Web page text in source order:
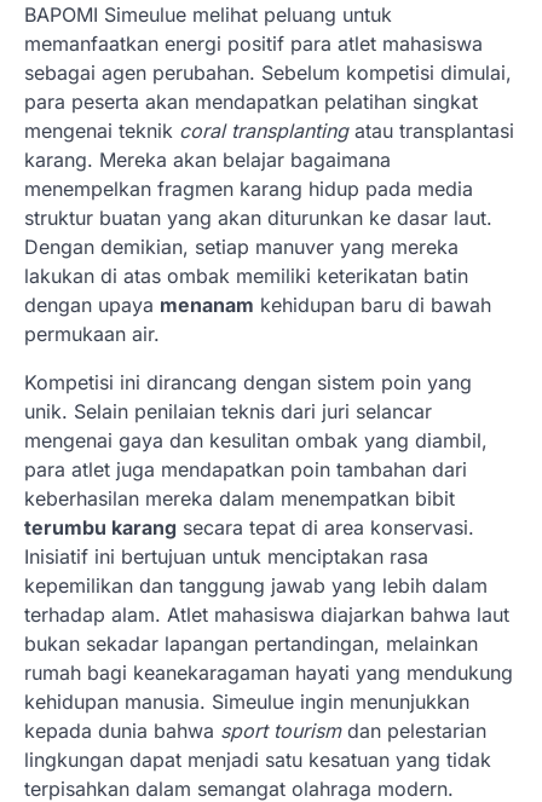
BAPOMI Simeulue melihat peluang untuk
memanfaatkan energi positif para atlet mahasiswa
sebagai agen perubahan. Sebelum kompetisi dimulai,
para peserta akan mendapatkan pelatihan singkat
mengenai teknik coral transplantingatau transplantasi
karang. Mereka akan belajar bagaimana
menempelkan fragmen karang hidup pada media
struktur buatan yang akan diturunkan ke dasar laut.
Dengan demikian, setiap manuver yang mereka
lakukan di atas ombak memiliki keterikatan batin
dengan upaya menanam kehidupan baru di bawah
permukaan air.
Kompetisi ini dirancang dengan sistem poin yang
unik. Selain penilaian teknis dari juri selancar
mengenai gaya dan kesulitan ombak yang diambil,
para atlet juga mendapatkan poin tambahan dari
keberhasilan mereka dalam menempatkan bibit
terumbu karang secara tepat di area konservasi.
Inisiatif ini bertujuan untuk menciptakan rasa
kepemilikan dan tanggung jawab yang lebih dalam
terhadap alam. Atlet mahasiswa diajarkan bahwa laut
bukan sekadar lapangan pertandingan, melainkan
rumah bagi keanekaragaman hayati yang mendukung
kehidupan manusia. Simeulue ingin menunjukkan
kepada dunia bahwa sport tourismdan pelestarian
lingkungan dapat menjadi satu kesatuan yang tidak
terpisahkan dalam semangat olahraga modern.